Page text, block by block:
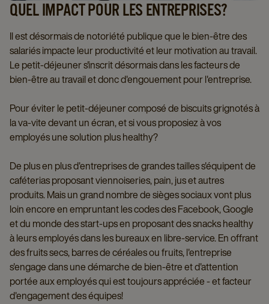
QUEL IMPACT POUR LES ENTREPRISES?
Il est désormais de notoriété publique que le bien-être des
salariés impacte leur productivité et leur motivation au travail.
Le petit-déjeuner s'inscrit désormais dans les facteurs de
bien-être au travail et donc d'engouement pour l'entreprise.
Pour éviter le petit-déjeuner composé de biscuits grignotés à
la va-vite devant un écran, et si vous proposiez à vos
employés une solution plus healthy?
De plus en plus d'entreprises de grandes tailles s'équipent de
caféterias proposant viennoiseries, pain, jus et autres
produits. Mais un grand nombre de sièges sociaux vont plus
loin encore en empruntant les codes des Facebook, Google
et du monde des start-ups en proposant des snacks healthy
à leurs employés dans les bureaux en libre-service. En offrant
des fruits secs, barres de céréales ou fruits, l'entreprise
s'engage dans une démarche de bien-être et d'attention
portée aux employés qui est toujours appréciée - et facteur
d'engagement des équipes!